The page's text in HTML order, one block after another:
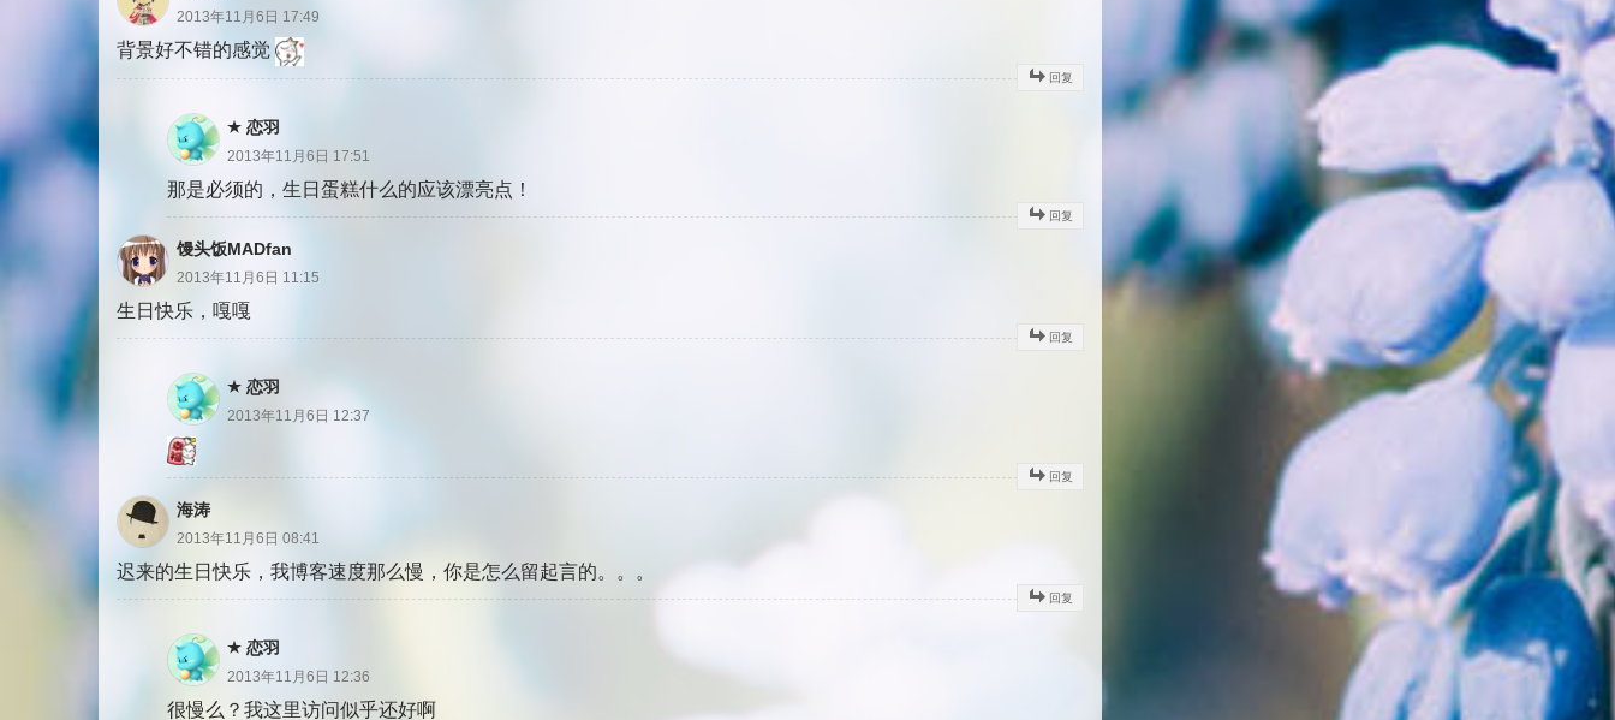
2013年11月6日 17:49
背景好不错的感觉
回复
恋羽
2013年11月6日 17:51
那是必须的，生日蛋糕什么的应该漂亮点！
回复
馒头饭MADfan
2013年11月6日 11:15
生日快乐，嘎嘎
回复
恋羽
2013年11月6日 12:37
回复
海涛
2013年11月6日 08:41
迟来的生日快乐，我博客速度那么慢，你是怎么留起言的。。。
回复
恋羽
2013年11月6日 12:36
很慢么？我这里访问似乎还好啊